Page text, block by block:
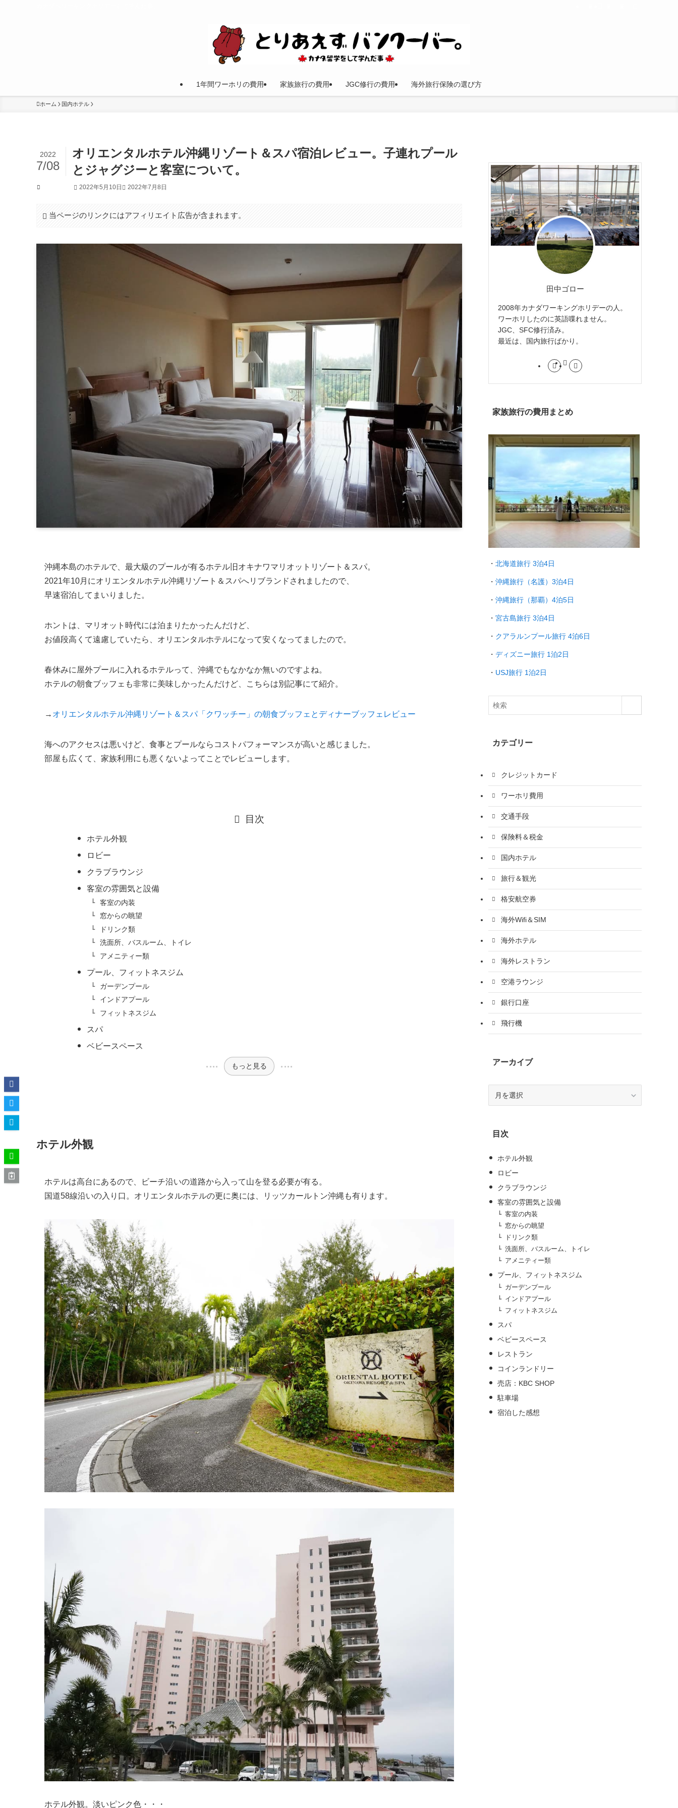
1年間ワーホリの費用 家族旅行の費用 JGC修行の費用 海外旅行保険の選び方
ホーム 国内ホテル
オリエンタルホテル沖縄リゾート＆スパ宿泊レビュー。子連れプール
とジャグジーと客室について。
2022
7/08
2022年5月10日 2022年7月8日
当ページのリンクにはアフィリエイト広告が含まれます。
沖縄本島のホテルで、最大級のプールが有るホテル旧オキナワマリオットリゾート＆スパ。
2021年10月にオリエンタルホテル沖縄リゾート＆スパへリブランドされましたので、
早速宿泊してまいりました。
ホントは、マリオット時代には泊まりたかったんだけど、
お値段高くて遠慮していたら、オリエンタルホテルになって安くなってましたので。
春休みに屋外プールに入れるホテルって、沖縄でもなかなか無いのですよね。
ホテルの朝食ブッフェも非常に美味しかったんだけど、こちらは別記事にて紹介。
→ オリエンタルホテル沖縄リゾート＆スパ「クワッチー」の朝食ブッフェとディナーブッフェレビュー
海へのアクセスは悪いけど、食事とプールならコストパフォーマンスが高いと感じました。
部屋も広くて、家族利用にも悪くないよってことでレビューします。
目次
ホテル外観
ロビー
クラブラウンジ
客室の雰囲気と設備
客室の内装
窓からの眺望
ドリンク類
洗面所、バスルーム、トイレ
アメニティー類
プール、フィットネスジム
ガーデンプール
インドアプール
フィットネスジム
スパ
ベビースペース
もっと見る
ホテル外観
ホテルは高台にあるので、ビーチ沿いの道路から入って山を登る必要が有る。
国道58線沿いの入り口。オリエンタルホテルの更に奥には、リッツカールトン沖縄も有ります。
ホテル外観。淡いピンク色・・・
田中ゴロー
2008年カナダワーキングホリデーの人。
ワーホリしたのに英語喋れません。
JGC、SFC修行済み。
最近は、国内旅行ばかり。
家族旅行の費用まとめ
・ 北海道旅行 3泊4日
・ 沖縄旅行（名護）3泊4日
・ 沖縄旅行（那覇）4泊5日
・ 宮古島旅行 3泊4日
・ クアラルンプール旅行 4泊6日
・ ディズニー旅行 1泊2日
・ USJ旅行 1泊2日
カテゴリー
クレジットカード
ワーホリ費用
交通手段
保険料＆税金
国内ホテル
旅行＆観光
格安航空券
海外Wifi＆SIM
海外ホテル
海外レストラン
空港ラウンジ
銀行口座
飛行機
アーカイブ
ブ目次
ホテル外観
ロビー
クラブラウンジ
客室の雰囲気と設備
客室の内装
窓からの眺望
ドリンク類
洗面所、バスルーム、トイレ
アメニティー類
プール、フィットネスジム
ガーデンプール
インドアプール
フィットネスジム
スパ
ベビースペース
レストラン
コインランドリー
売店：KBC SHOP
駐車場
宿泊した感想